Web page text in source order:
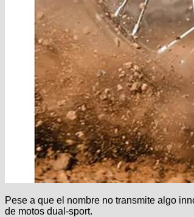
Pese a que el nombre no transmite algo
de motos dual-sport.